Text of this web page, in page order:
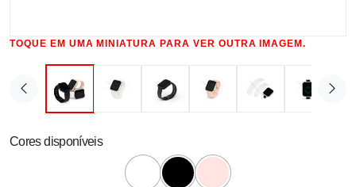
TOQUE EM UMA MINIATURA PARA VER OUTRA IMAGEM.
Cores disponíveis